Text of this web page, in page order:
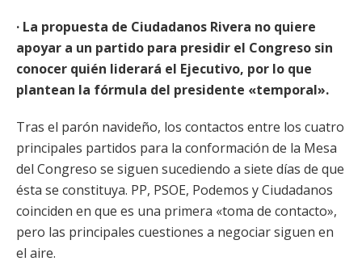
· La propuesta de Ciudadanos Rivera no quiere
apoyar a un partido para presidir el Congreso sin
conocer quién liderará el Ejecutivo, por lo que
plantean la fórmula del presidente «temporal».
Tras el parón navideño, los contactos entre los cuatro
principales partidos para la conformación de la Mesa
del Congreso se siguen sucediendo a siete días de que
ésta se constituya. PP, PSOE, Podemos y Ciudadanos
coinciden en que es una primera «toma de contacto»,
pero las principales cuestiones a negociar siguen en
el aire.